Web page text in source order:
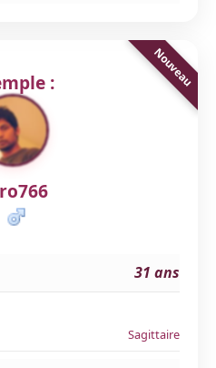
:
31 ans
Sagittaire